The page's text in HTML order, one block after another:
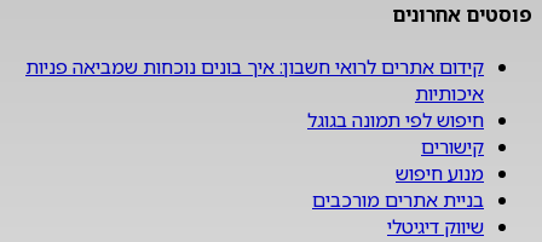
פוסטים אחרונים
קידום אתרים לרואי חשבון: איך בונים נוכחות שמביאה פניות
איכותיות
חיפוש לפי תמונה בגוגל
קישורים
מנוע חיפוש
בניית אתרים מורכבים
שיווק דיגיטלי